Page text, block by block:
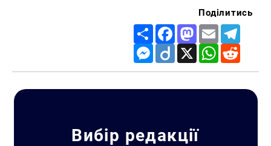
Поділитись
Share FacebookMastodon
Email
Messenger
Diigo X WhatsApp
Вибір редакції